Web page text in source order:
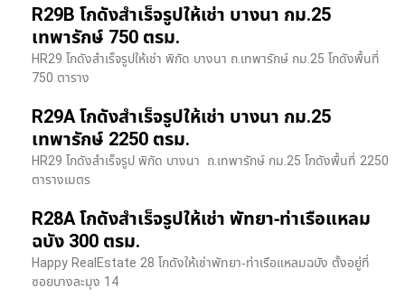
R29B โกดังสำเร็จรูปให้เช่า บางนา กม.25
เทพารักษ์ 750 ตรม.
HR29 โกดังสำเร็จรูปให้เช่า พิกัด บางนา​ ถ.เทพารักษ์ กม.25 โกดังพื้นที่
750 ตาราง
R29A โกดังสำเร็จรูปให้เช่า บางนา กม.25
เทพารักษ์ 2250 ตรม.
HR29 โกดังสำเร็จรูป พิกัด บางนา​ ถ.เทพารักษ์ กม.25 โกดังพื้นที่ 2250
ตารางเมตร
R28A โกดังสำเร็จรูปให้เช่า พัทยา-ท่าเรือแหลม
ฉบัง 300 ตรม.
Happy RealEstate 28 โกดังให้เช่าพัทยา-ท่าเรือแหลมฉบัง ตั้งอยู่ที่
ซอยบางละมุง 14